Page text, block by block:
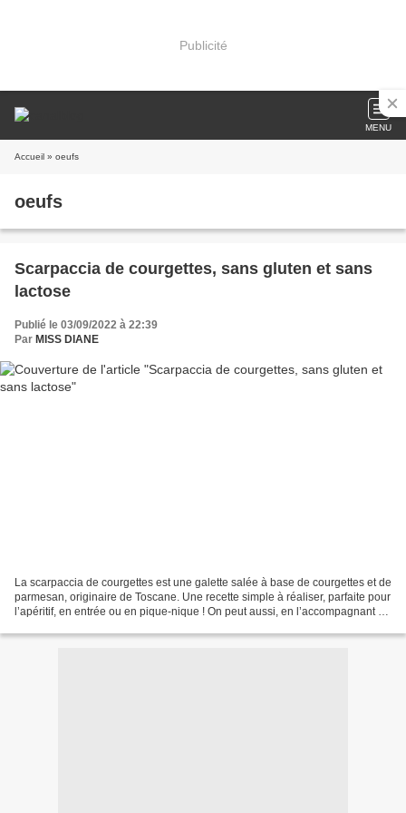
Publicité
MENU
Accueil » oeufs
oeufs
Scarpaccia de courgettes, sans gluten et sans
lactose
Publié le 03/09/2022 à 22:39
Par MISS DIANE
La scarpaccia de courgettes est une galette salée à base de courgettes et de
parmesan, originaire de Toscane. Une recette simple à réaliser, parfaite pour
l’apéritif, en entrée ou en pique-nique ! On peut aussi, en l’accompagnant de